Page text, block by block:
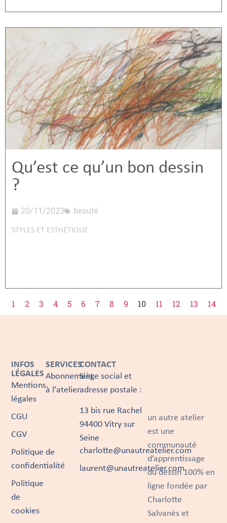
Qu’est ce qu’un bon dessin
?
20/11/2023 beauté
STYLES ET ESTHÉTIQUE
1 2 3 4 5 6 7 8 9 10 11 12 13 14
un autre atelier
est une
communauté
d’apprentissage
du dessin 100% en
ligne fondée par
Charlotte
Salvanès et
SERVICES
Abonnement
à l'atelier
INFOS
LÉGALES
Mentions
légales
CGU
CGV
Politique de
confidentialité
Politique
de
cookies
CONTACT
Siège social et
adresse postale :
13 bis rue Rachel
94400 Vitry sur
Seine
charlotte@unautreatelier.com
laurent@unautreatelier.com